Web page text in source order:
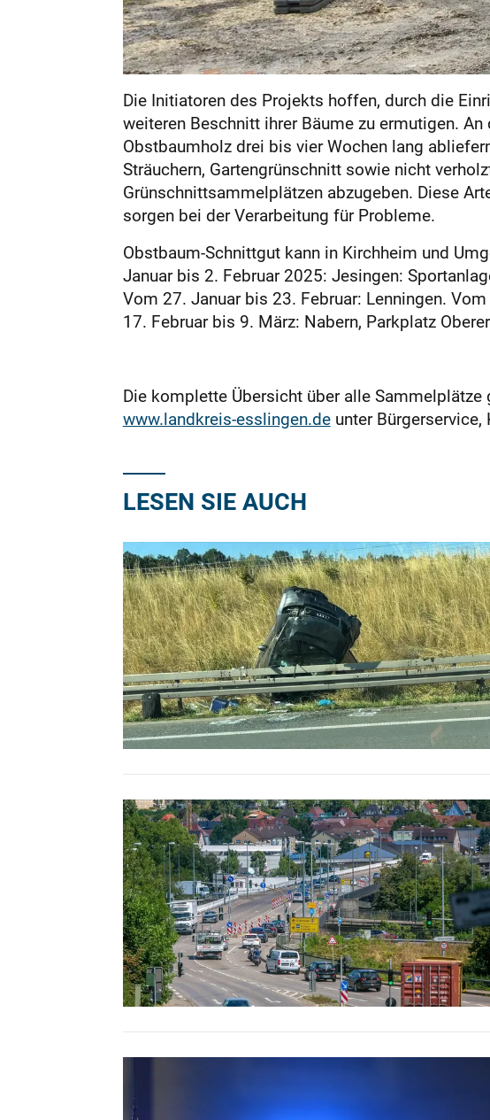
Die Initiatoren des Projekts hoffen, durch die
weiteren Beschnitt ihrer Bäume zu ermutigen.
Obstbaumholz drei bis vier Wochen lang
Sträuchern, Gartengrünschnitt sowie nicht
Grünschnittsammelplätzen abzugeben. Diese
sorgen bei der Verarbeitung für Probleme.
Obstbaum-Schnittgut kann in Kirchheim und
Januar bis 2. Februar 2025: Jesingen:
Vom 27. Januar bis 23. Februar: Lenningen.
17. Februar bis 9. März: Nabern, Parkplatz
Die komplette Übersicht über alle Sammelplätze
www.landkreis-esslingen.deunter Bürgerservice,
LESEN SIE AUCH